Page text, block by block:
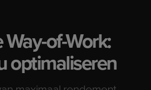
of-Work:
optimaliseren